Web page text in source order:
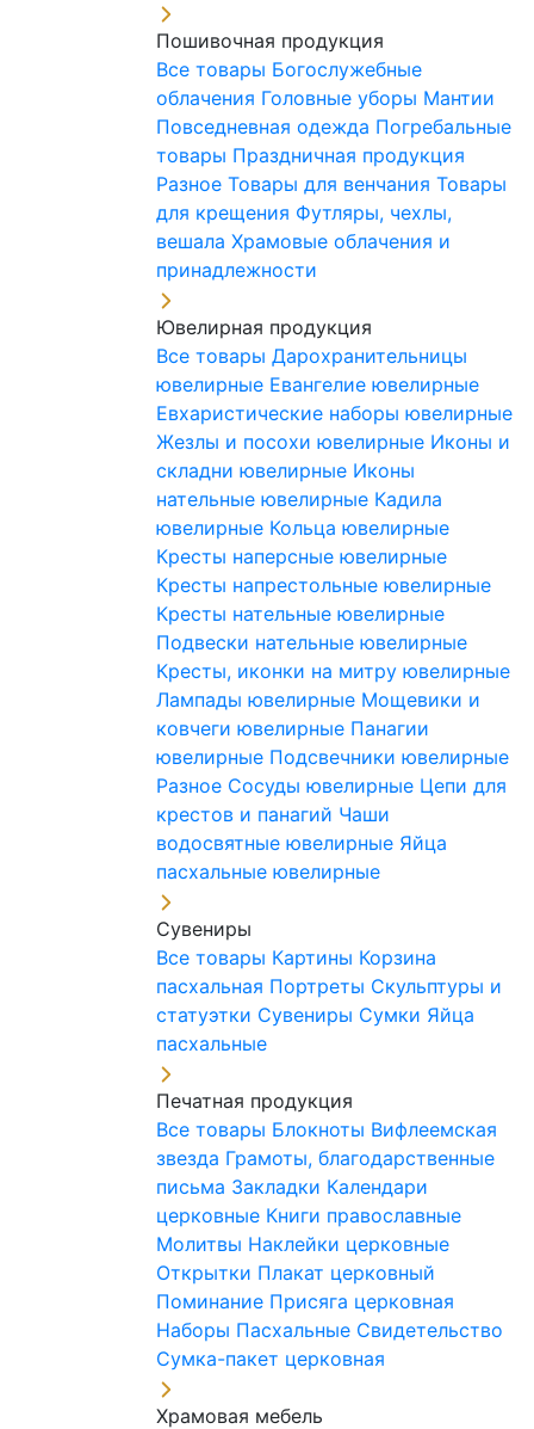
Пошивочная продукция
Все товары Богослужебные
облачения Головные уборы Мантии
Повседневная одежда Погребальные
товары Праздничная продукция
Разное Товары для венчания Товары
для крещения Футляры, чехлы,
вешала Храмовые облачения и
принадлежности
Ювелирная продукция
Все товары Дарохранительницы
ювелирные Евангелие ювелирные
Евхаристические наборы ювелирные
Жезлы и посохи ювелирные Иконы и
складни ювелирные Иконы
нательные ювелирные Кадила
ювелирные Кольца ювелирные
Кресты наперсные ювелирные
Кресты напрестольные ювелирные
Кресты нательные ювелирные
Подвески нательные ювелирные
Кресты, иконки на митру ювелирные
Лампады ювелирные Мощевики и
ковчеги ювелирные Панагии
ювелирные Подсвечники ювелирные
Разное Сосуды ювелирные Цепи для
крестов и панагий Чаши
водосвятные ювелирные Яйца
пасхальные ювелирные
Сувениры
Все товары Картины Корзина
пасхальная Портреты Скульптуры и
статуэтки Сувениры Сумки Яйца
пасхальные
Печатная продукция
Все товары Блокноты Вифлеемская
звезда Грамоты, благодарственные
письма Закладки Календари
церковные Книги православные
Молитвы Наклейки церковные
Открытки Плакат церковный
Поминание Присяга церковная
Наборы Пасхальные Свидетельство
Сумка-пакет церковная
Храмовая мебель